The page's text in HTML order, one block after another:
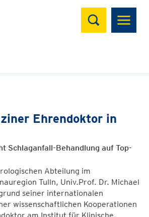
Suchen
Ehrendoktor in
Schlaganfall-Behandlung auf Top-
Abteilung im
Tulln, Univ.Prof. Dr. Michael
seiner internationalen
wissenschaftlichen Kooperationen